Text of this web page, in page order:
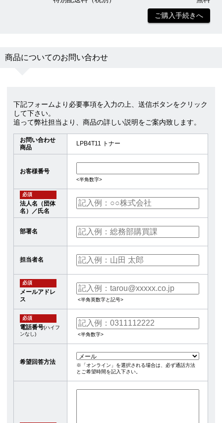
ご購入手続きへ
商品についてのお問い合わせ
下記フォームより必要事項を入力の上、送信ボタンをクリック
して下さい。
追って弊社担当より、商品の詳しい説明をご案内致します。
お問い合わせ
商品
LPB4T11 トナー
お客様番号
<半角数字>
必須
法人名（団体
名）／氏名
部署名
担当者名
必須
メールアドレ
ス
<半角英数字と記号>
必須
電話番号(ハイフ
ンなし)
<半角数字>
希望回答方法
※「オンライン」を選択される場合は、必ず通話方法
とご希望時間を記入下さい。